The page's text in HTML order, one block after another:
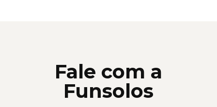
Fale com a
Funsolos